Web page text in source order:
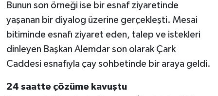
Bunun son örneği ise bir esnaf ziyaretinde
yaşanan bir diyalog üzerine gerçekleşti. Mesai
bitiminde esnafı ziyaret eden, talep ve istekleri
dinleyen Başkan Alemdar son olarak Çark
Caddesi esnafıyla çay sohbetinde bir araya geldi.
24 saatte çözüme kavuştu